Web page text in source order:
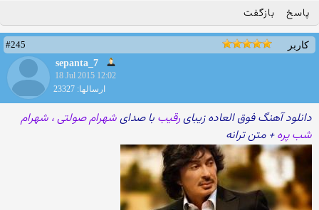
پاسخ بازگفت
کاربر
#245
sepanta_7
18 Jul 2015 12:02
ارسالها: 23327
دانلود آهنگ فوق العاده زیبایرقیب با صدایشهرام صولتی ، شهرام
شب پره+ متن ترانه